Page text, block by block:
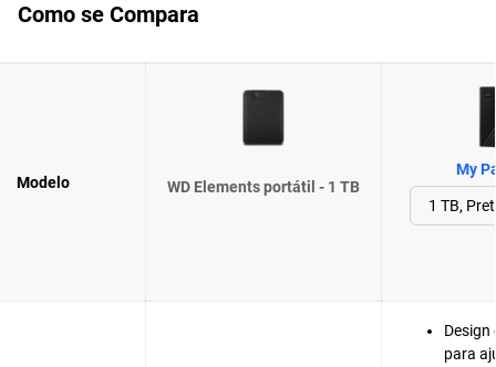
Como se Compara
Modelo WD Elements portátil - 1 TB
My
Design
para